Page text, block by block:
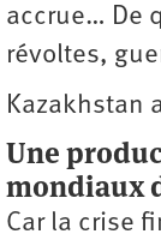
accrue… De
révoltes,
Kazakhstan
Une
mondiaux
Car la crise